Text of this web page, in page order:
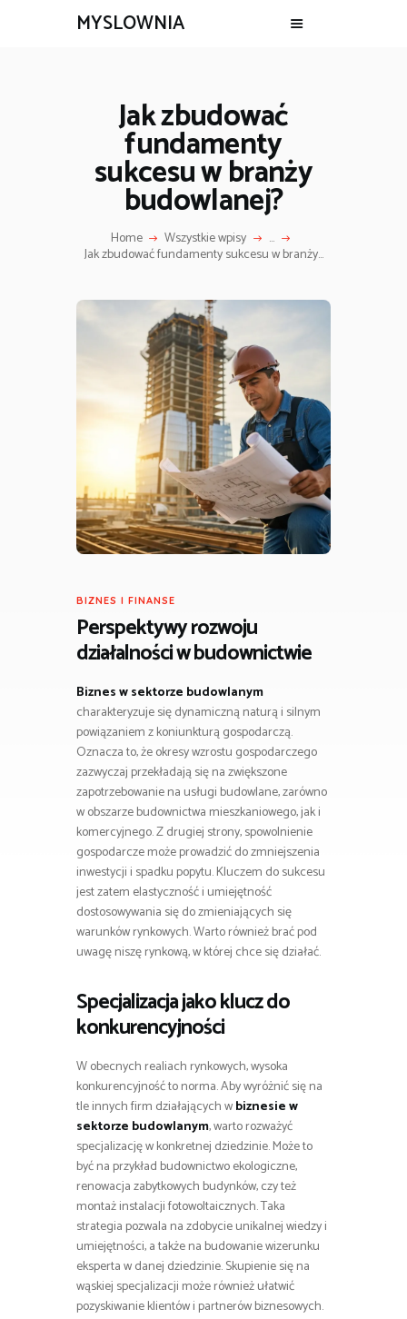
MYSLOWNIA
Jak zbudować
fundamenty
sukcesu w branży
budowlanej?
Home Wszystkie wpisy ...
Jak zbudować fundamenty sukcesu w branży...
BIZNES I FINANSE
Perspektywy rozwoju
działalności w budownictwie
Biznes w sektorze budowlanym
charakteryzuje się dynamiczną naturą i silnym
powiązaniem z koniunkturą gospodarczą.
Oznacza to, że okresy wzrostu gospodarczego
zazwyczaj przekładają się na zwiększone
zapotrzebowanie na usługi budowlane, zarówno
w obszarze budownictwa mieszkaniowego, jak i
komercyjnego. Z drugiej strony, spowolnienie
gospodarcze może prowadzić do zmniejszenia
inwestycji i spadku popytu. Kluczem do sukcesu
jest zatem elastyczność i umiejętność
dostosowywania się do zmieniających się
warunków rynkowych. Warto również brać pod
uwagę niszę rynkową, w której chce się działać.
Specjalizacja jako klucz do
konkurencyjności
W obecnych realiach rynkowych, wysoka
konkurencyjność to norma. Aby wyróżnić się na
tle innych firm działających wbiznesie w
sektorze budowlanym, warto rozważyć
specjalizację w konkretnej dziedzinie. Może to
być na przykład budownictwo ekologiczne,
renowacja zabytkowych budynków, czy też
montaż instalacji fotowoltaicznych. Taka
strategia pozwala na zdobycie unikalnej wiedzy i
umiejętności, a także na budowanie wizerunku
eksperta w danej dziedzinie. Skupienie się na
wąskiej specjalizacji może również ułatwić
pozyskiwanie klientów i partnerów biznesowych.